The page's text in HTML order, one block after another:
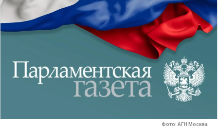
Фото: АГН Москва